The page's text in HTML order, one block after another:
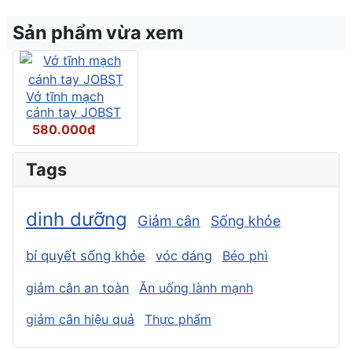
Sản phẩm vừa xem
Vớ tĩnh mạch
cánh tay JOBST
580.000đ
Tags
dinh dưỡng Giảm cân Sống khỏe
bí quyết sống khỏe vóc dáng Béo phì
giảm cân an toàn
Ăn uống lành mạnh
giảm cân hiệu quả
Thực phẩm